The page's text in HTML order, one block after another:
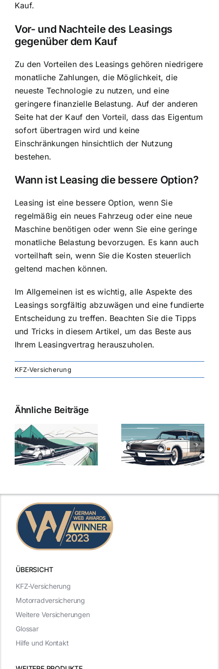
Kauf.
Vor- und Nachteile des Leasings
gegenüber dem Kauf
Zu den Vorteilen des Leasings gehören niedrigere
monatliche Zahlungen, die Möglichkeit, die
neueste Technologie zu nutzen, und eine
geringere finanzielle Belastung. Auf der anderen
Seite hat der Kauf den Vorteil, dass das Eigentum
sofort übertragen wird und keine
Einschränkungen hinsichtlich der Nutzung
bestehen.
Wann ist Leasing die bessere Option?
Leasing ist eine bessere Option, wenn Sie
regelmäßig ein neues Fahrzeug oder eine neue
Maschine benötigen oder wenn Sie eine geringe
monatliche Belastung bevorzugen. Es kann auch
vorteilhaft sein, wenn Sie die Kosten steuerlich
geltend machen können.
Im Allgemeinen ist es wichtig, alle Aspekte des
Leasings sorgfältig abzuwägen und eine fundierte
Entscheidung zu treffen. Beachten Sie die Tipps
und Tricks in diesem Artikel, um das Beste aus
Ihrem Leasingvertrag herauszuholen.
KFZ-Versicherung
Ähnliche Beiträge
Versicherung:
Günstige Kfz-
Versicherungstarife
mit Top-
Kfz-
Die besten
Angebote im
ÜBERSICHT
KFZ-Versicherung
Motorradversicherung
Weitere Versicherungen
Glossar
Hilfe und Kontakt